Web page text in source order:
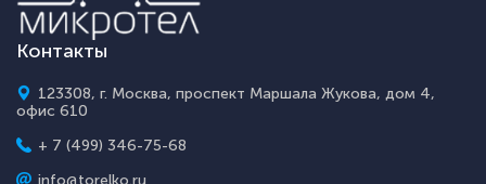
Контакты
123308, г. Москва, проспект Маршала Жукова, дом 4,
офис 610
+ 7 (499) 346-75-68